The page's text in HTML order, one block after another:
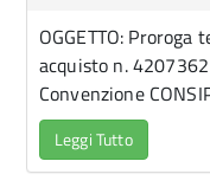
OGGETTO:
acquisto n.
Convenzione
Leggi Tutto